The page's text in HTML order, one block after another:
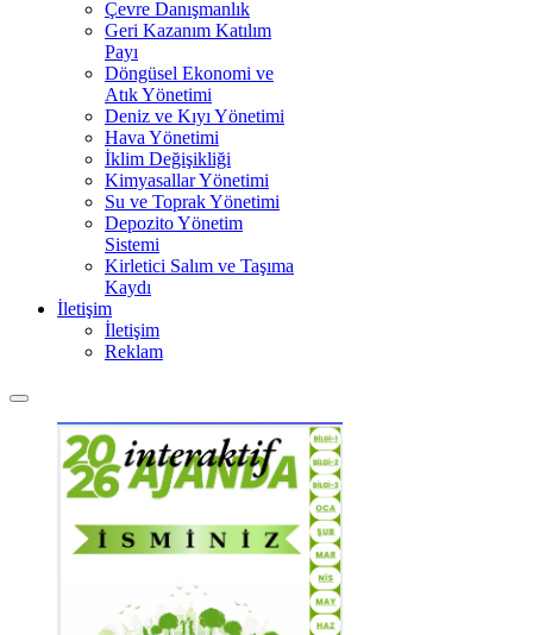
Çevre Danışmanlık
Geri Kazanım Katılım
Payı
Döngüsel Ekonomi ve
Atık Yönetimi
Deniz ve Kıyı Yönetimi
Hava Yönetimi
İklim Değişikliği
Kimyasallar Yönetimi
Su ve Toprak Yönetimi
Depozito Yönetim
Sistemi
Kirletici Salım ve Taşıma
Kaydı
İletişim
İletişim
Reklam